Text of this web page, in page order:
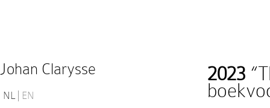
Johan Clarysse
NL EN
2023